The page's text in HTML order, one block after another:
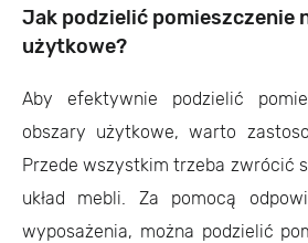
Jak podzielić pomieszczenie
użytkowe?
Aby efektywnie podzielić
obszary użytkowe, warto
Przede wszystkim trzeba zwrócić
układ mebli. Za pomocą
wyposażenia, można podzielić